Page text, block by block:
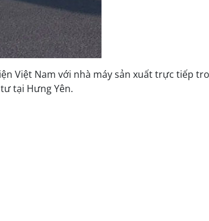
Việt Nam với nhà máy sản xuất trực tiếp
tại Hưng Yên.